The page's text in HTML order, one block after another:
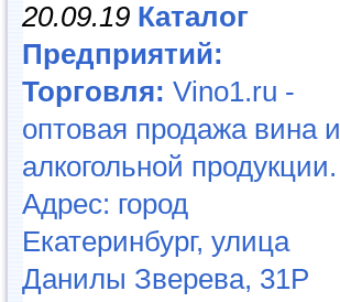
20.09.19 Каталог
Предприятий:
Торговля: Vino1.ru -
оптовая продажа вина и
алкогольной продукции.
Адрес: город
Екатеринбург, улица
Данилы Зверева, 31Р